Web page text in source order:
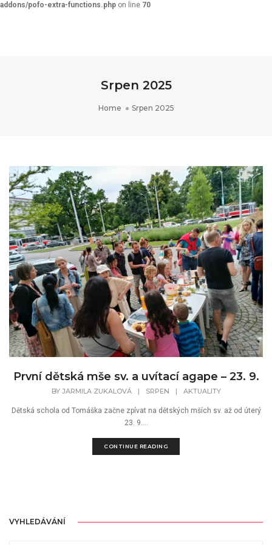
addons/pofo-extra-functions.php on line 70
Srpen 2025
Home Srpen 2025
První dětská mše sv. a uvítací agape – 23. 9.
BY JARMILA ZUKALOVÁ | SRPEN | AKTUALITY
Dětská schola od Tomáška začne zpívat na dětských mších sv. až od úterý
23. 9....
CONTINUE READING
VYHLEDÁVÁNÍ